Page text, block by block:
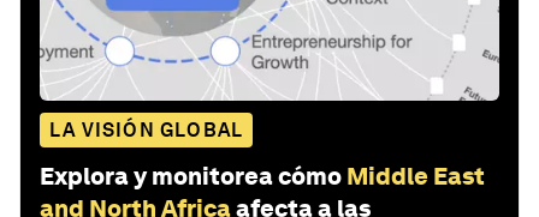
LA VISIÓN GLOBAL
Explora y monitorea cómo Middle East
and North Africaafecta a las